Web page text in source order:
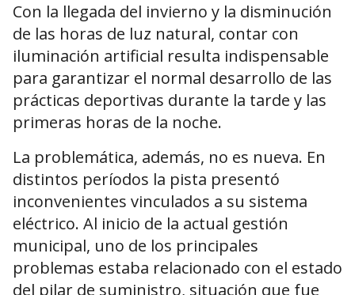
Con la llegada del invierno y la disminución
de las horas de luz natural, contar con
iluminación artificial resulta indispensable
para garantizar el normal desarrollo de las
prácticas deportivas durante la tarde y las
primeras horas de la noche.
La problemática, además, no es nueva. En
distintos períodos la pista presentó
inconvenientes vinculados a su sistema
eléctrico. Al inicio de la actual gestión
municipal, uno de los principales
problemas estaba relacionado con el estado
del pilar de suministro, situación que fue